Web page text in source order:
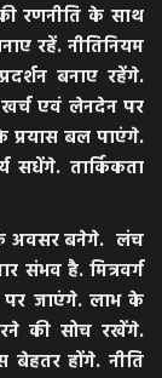
रणनीति के साथ
रहें. नीतिनियम
बनाए रहेंगे.
एवं लेनदेन पर
प्रयास बल पाएंगे.
सधेंगे. तार्किकता
अवसर बनेगे. लंच
संभव है. मित्रवर्ग
पर जाएंगे. लाभ के
की सोच रखेंगे.
बेहतर होंगे. नीति